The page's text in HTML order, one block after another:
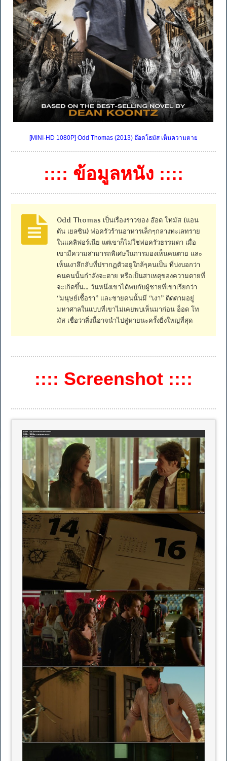
[MINI-HD 1080P] Odd Thomas (2013) อ๊อดโธมัส เห็นความตาย
:::: ข้อมูลหนัง ::::
Odd Thomas เป็นเรื่องราวของ อ๊อด โทมัส (แอน
ตัน เยลซิน) พ่อครัวร้านอาหารเล็กๆกลางทะเลทราย
ในแคลิฟอร์เนีย แต่เขาก็ไม่ใช่พ่อครัวธรรมดา เมื่อ
เขามีความสามารถพิเศษในการมองเห็นคนตาย และ
เห็นเงาลึกลับที่ปรากฏตัวอยู่ใกล้ๆคนเป็น ที่บ่งบอกว่า
คนคนนั้นกำลังจะตาย หรือเป็นสาเหตุของความตายที่
จะเกิดขึ้น… วันหนึ่งเขาได้พบกับผู้ชายที่เขาเรียกว่า
“มนุษย์เชื้อรา” และชายคนนั้นมี “เงา” ติดตามอยู่
มหาศาลในแบบที่เขาไม่เคยพบเห็นมาก่อน อ็อด โท
มัส เชื่อว่าสิ่งนี้อาจนำไปสู่หายนะครั้งยิ่งใหญ่ที่สุด
:::: Screenshot ::::